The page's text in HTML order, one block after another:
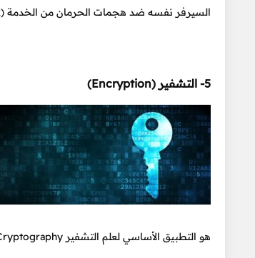
السيرفر نفسه ضد هجمات الحرمان من الخدمة (DOS Attack).
5- التشفير (Encryption)